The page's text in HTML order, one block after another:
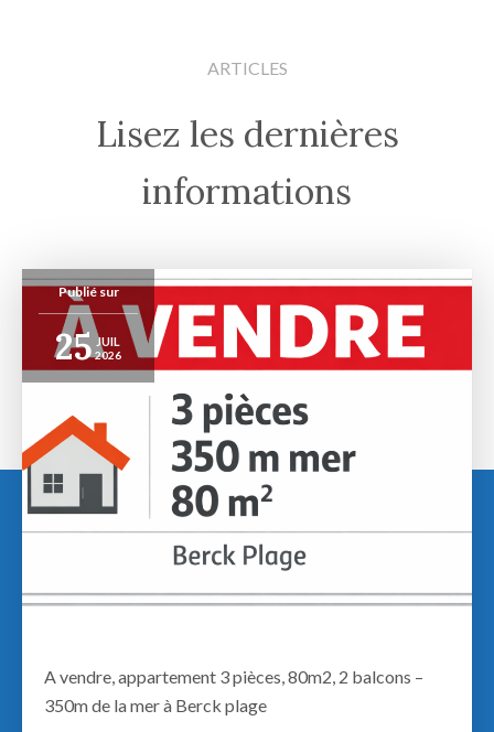
ARTICLES
Lisez les dernières
informations
Publié sur
25 JUIL
2026
A vendre, appartement 3 pièces, 80m2, 2 balcons –
350m de la mer à Berck plage